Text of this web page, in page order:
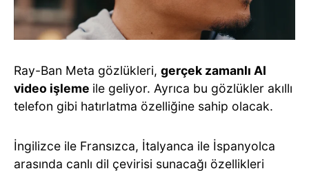
Ray-Ban Meta gözlükleri, gerçek zamanlı AI
video işleme ile geliyor. Ayrıca bu gözlükler akıllı
telefon gibi hatırlatma özelliğine sahip olacak.
İngilizce ile Fransızca, İtalyanca ile İspanyolca
arasında canlı dil çevirisi sunacağı özellikleri